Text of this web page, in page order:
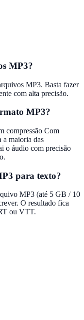
MP3?
MP3. Basta fazer
com alta precisão.
MP3?
compressão Com
a maioria das
o áudio com precisão
para texto?
MP3 (até 5 GB / 10
O resultado fica
ou VTT.